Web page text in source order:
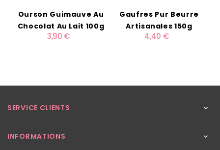
Ourson Guimauve Au
Chocolat Au Lait 100g
3,90 €
Gaufres Pur Beurre
Artisanales 150g
4,40 €
SERVICE CLIENTS 
INFORMATIONS 